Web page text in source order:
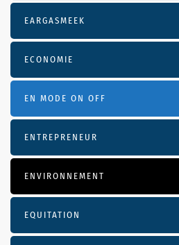
EARGASMEEK
ECONOMIE
EN MODE ON OFF
ENTREPRENEUR
ENVIRONNEMENT
EQUITATION